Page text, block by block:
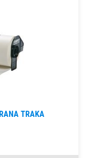
TRAKA